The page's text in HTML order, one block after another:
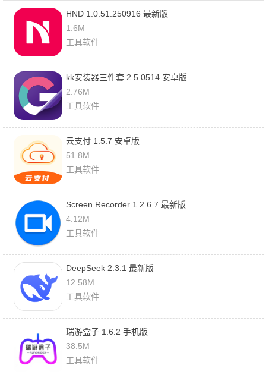
HND 1.0.51.250916 最新版
1.6M
工具软件
kk安装器三件套 2.5.0514 安卓版
2.76M
工具软件
云支付 1.5.7 安卓版
51.8M
工具软件
Screen Recorder 1.2.6.7 最新版
4.12M
工具软件
DeepSeek 2.3.1 最新版
12.58M
工具软件
瑞游盒子 1.6.2 手机版
38.5M
工具软件